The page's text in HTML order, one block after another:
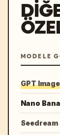
MODELE
GPT
Nano
Seedream